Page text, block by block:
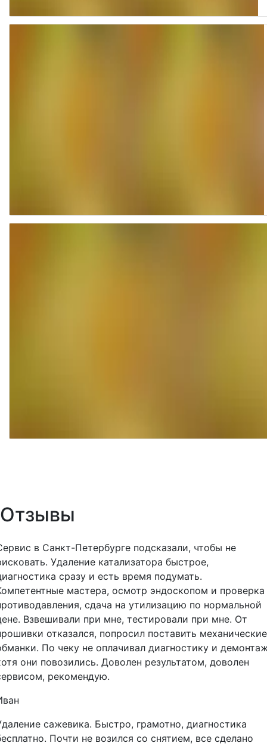
Отзывы
в Санкт-Петербурге подсказали, чтобы не
Удаление катализатора быстрое,
сразу и есть время подумать.
мастера, осмотр эндоскопом и проверка
сдача на утилизацию по нормальной
Взвешивали при мне, тестировали при мне. От
отказался, попросил поставить механические
По чеку не оплачивал диагностику и
они повозились. Доволен результатом, доволен
рекомендую.
сажевика. Быстро, грамотно, диагностика
Почти не возился со снятием, все сделано